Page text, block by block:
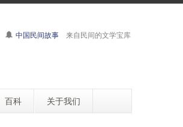
中国民间故事 来自民间的文学宝库
百科 关于我们